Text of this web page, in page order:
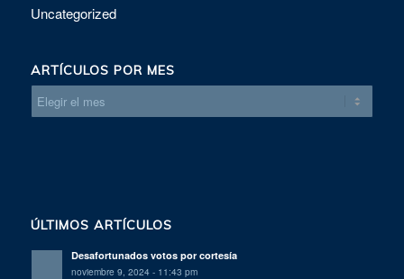
Uncategorized
ARTÍCULOS POR MES
ÚLTIMOS ARTÍCULOS
Desafortunados votos por cortesía
noviembre 9, 2024 - 11:43 pm